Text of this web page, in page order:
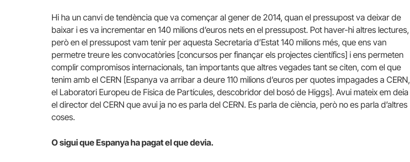
Hi ha un canvi de tendència que va començar al gener de 2014, quan el pressupost va deixar de
baixar i es va incrementar en 140 milions d’euros nets en el pressupost. Pot haver-hi altres lectures,
però en el pressupost vam tenir per aquesta Secretaria d’Estat 140 milions més, que ens van
permetre treure les convocatòries [concursos per finançar els projectes científics] i ens permeten
complir compromisos internacionals, tan importants que altres vegades tant se citen, com el que
tenim amb el CERN [Espanya va arribar a deure 110 milions d’euros per quotes impagades a CERN,
el Laboratori Europeu de Física de Partícules, descobridor del bosó de Higgs]. Avui mateix em deia
el director del CERN que avui ja no es parla del CERN. Es parla de ciència, però no es parla d’altres
coses.
O sigui que Espanya ha pagat el que devia.